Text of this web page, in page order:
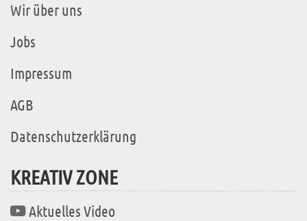
Wir über uns
Jobs
Impressum
AGB
Datenschutzerklärung
KREATIV ZONE
Aktuelles Video